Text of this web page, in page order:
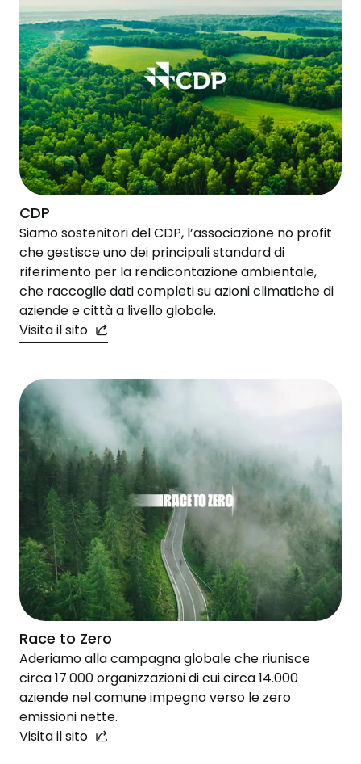
CDP
Siamo sostenitori del CDP, l’associazione no profit
che gestisce uno dei principali standard di
riferimento per la rendicontazione ambientale,
che raccoglie dati completi su azioni climatiche di
aziende e città a livello globale.
Visita il sito
Race to Zero
Aderiamo alla campagna globale che riunisce
circa 17.000 organizzazioni di cui circa 14.000
aziende nel comune impegno verso le zero
emissioni nette.
Visita il sito